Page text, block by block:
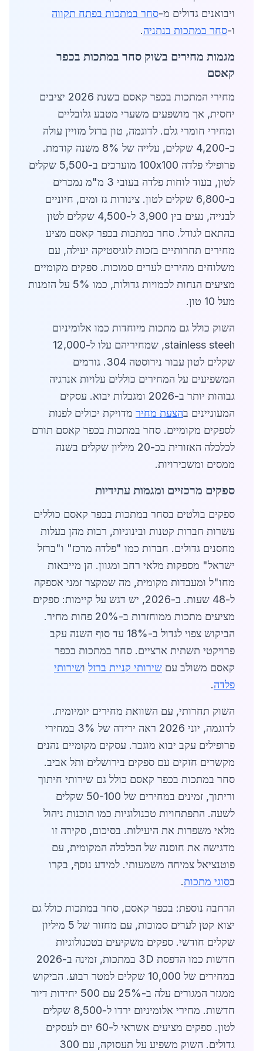
ויבואנים גדולים מ-סחר במתכות בפתח תקווה
ו-סחר במתכות בנתניה.
מגמות מחירים בשוק סחר במתכות בכפר
קאסם
מחירי המתכות בכפר קאסם בשנת 2026 יציבים
יחסית, אך מושפעים משערי מטבע גלובליים
ומחירי חומרי גלם. לדוגמה, טון ברזל מזויין עולה
כ-4,200 שקלים, עלייה של 8% משנה קודמת.
פרופילי פלדה 100x100 מוערכים ב-5,500 שקלים
לטון, בעוד לוחות פלדה בעובי 3 מ"מ נמכרים
ב-6,800 שקלים לטון. צינורות גז ומים, חיוניים
לבנייה, נעים בין 3,900 ל-4,500 שקלים לטון
בהתאם לגודל. סחר במתכות בכפר קאסם מציע
מחירים תחרותיים בזכות לוגיסטיקה יעילה, עם
משלוחים מהירים לערים סמוכות. ספקים מקומיים
מציעים הנחות לכמויות גדולות, כמו 5% על הזמנות
מעל 10 טון.
השוק כולל גם מתכות מיוחדות כמו אלומיניום
וstainless steel, שמחיריהם עלו ל-12,000
שקלים לטון עבור נירוסטה 304. גורמים
המשפיעים על המחירים כוללים עלויות אנרגיה
גבוהות יותר ב-2026 ומגבלות יבוא. עסקים
המעוניינים בהצעת מחיר מדויקת יכולים לפנות
לספקים מקומיים. סחר במתכות בכפר קאסם תורם
לכלכלה האזורית בכ-20 מיליון שקלים בשנה
ממסים ומשכירויות.
ספקים מרכזיים ומגמות עתידיות
ספקים בולטים בסחר במתכות בכפר קאסם כוללים
עשרות חברות קטנות ובינוניות, רבות מהן בעלות
מחסנים גדולים. חברות כמו "פלדה מרכז" ו"ברזל
ישראל" מספקות מלאי רחב ומגוון. הן מייבאות
מחו"ל ומעבדות מקומית, מה שמקצר זמני אספקה
ל-48 שעות. ב-2026, יש דגש על קיימות: ספקים
מציעים מתכות ממוחזרות ב-20% פחות מחיר.
הביקוש צפוי לגדול ב-18% עד סוף השנה עקב
פרויקטי תשתית ארציים. סחר במתכות בכפר
קאסם משולב עם שירותי קניית ברזל ושירותי
פלדה.
השוק תחרותי, עם השוואת מחירים יומיומית.
לדוגמה, יוני 2026 ראה ירידה של 3% במחירי
פרופילים עקב יבוא מוגבר. עסקים מקומיים נהנים
מקשרים חזקים עם ספקים בירושלים ותל אביב.
סחר במתכות בכפר קאסם כולל גם שירותי חיתוך
וריתוך, זמינים במחירים של 50-100 שקלים
לשעה. התפתחויות טכנולוגיות כמו תוכנות ניהול
מלאי משפרות את היעילות. בסיכום, סקירה זו
מדגישה את חוסנה של הכלכלה המקומית, עם
פוטנציאל צמיחה משמעותי. למידע נוסף, בקרו
בסוגי מתכות.
הרחבה נוספת: בכפר קאסם, סחר במתכות כולל גם
יצוא קטן לערים סמוכות, עם מחזור של 5 מיליון
שקלים חודשי. ספקים משקיעים בטכנולוגיות
חדשות כמו הדפסת 3D במתכות, זמינה ב-2026
במחירים של 10,000 שקלים למטר רבוע. הביקוש
ממגזר המגורים עלה ב-25% עם 500 יחידות דיור
חדשות. מחירי אלומיניום ירדו ל-8,500 שקלים
לטון. ספקים מציעים אשראי ל-60 יום לעסקים
גדולים. השוק משפיע על תעסוקה, עם 300